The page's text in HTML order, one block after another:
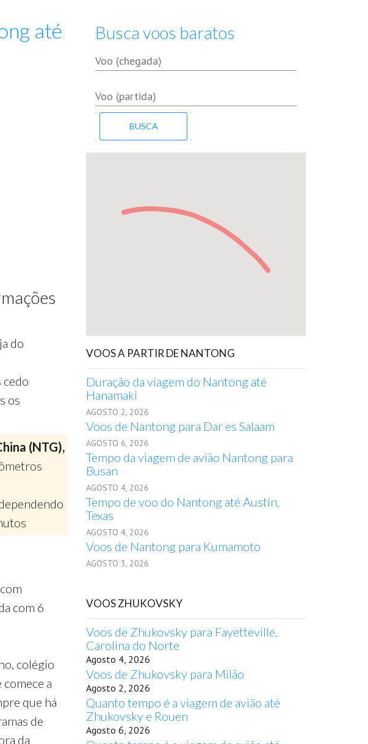
até
do
cedo
os
(NTG),
com 6
colégio
a
que há
de
da
Busca voos baratos
VOOS A PARTIR DE NANTONG
Duração da viagem do Nantong até
Hanamaki
AGOSTO 2, 2026
Voos de Nantong para Dar es Salaam
AGOSTO 6, 2026
Tempo da viagem de avião Nantong para
Busan
AGOSTO 4, 2026
Tempo de voo do Nantong até Austin,
Texas
AGOSTO 4, 2026
Voos de Nantong para Kumamoto
AGOSTO 3, 2026
VOOS ZHUKOVSKY
Voos de Zhukovsky para Fayetteville,
Carolina do Norte
Agosto 4, 2026
Voos de Zhukovsky para Milão
Agosto 2, 2026
Quanto tempo é a viagem de avião até
Zhukovsky e Rouen
Agosto 6, 2026